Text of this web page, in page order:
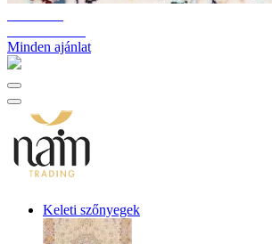
Minden ajánlat
Keleti szőnyegek